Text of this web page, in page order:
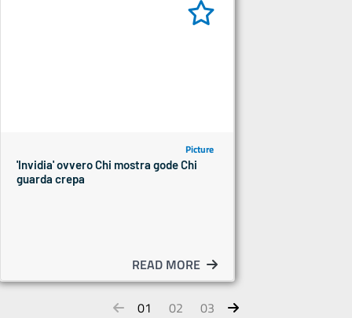
Picture
'Invidia' ovvero Chi mostra gode Chi
guarda crepa
READ MORE
01 02 03